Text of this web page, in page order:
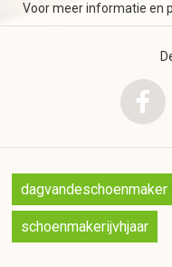
Voor meer informatie en
dagvandeschoenmaker
schoenmakerijvhjaar